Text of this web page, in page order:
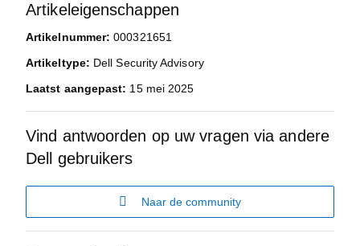
Artikeleigenschappen
Artikelnummer:000321651
Artikeltype: Dell Security Advisory
Laatst aangepast: 15 mei 2025
Vind antwoorden op uw vragen via andere
Dell gebruikers
Naar de community